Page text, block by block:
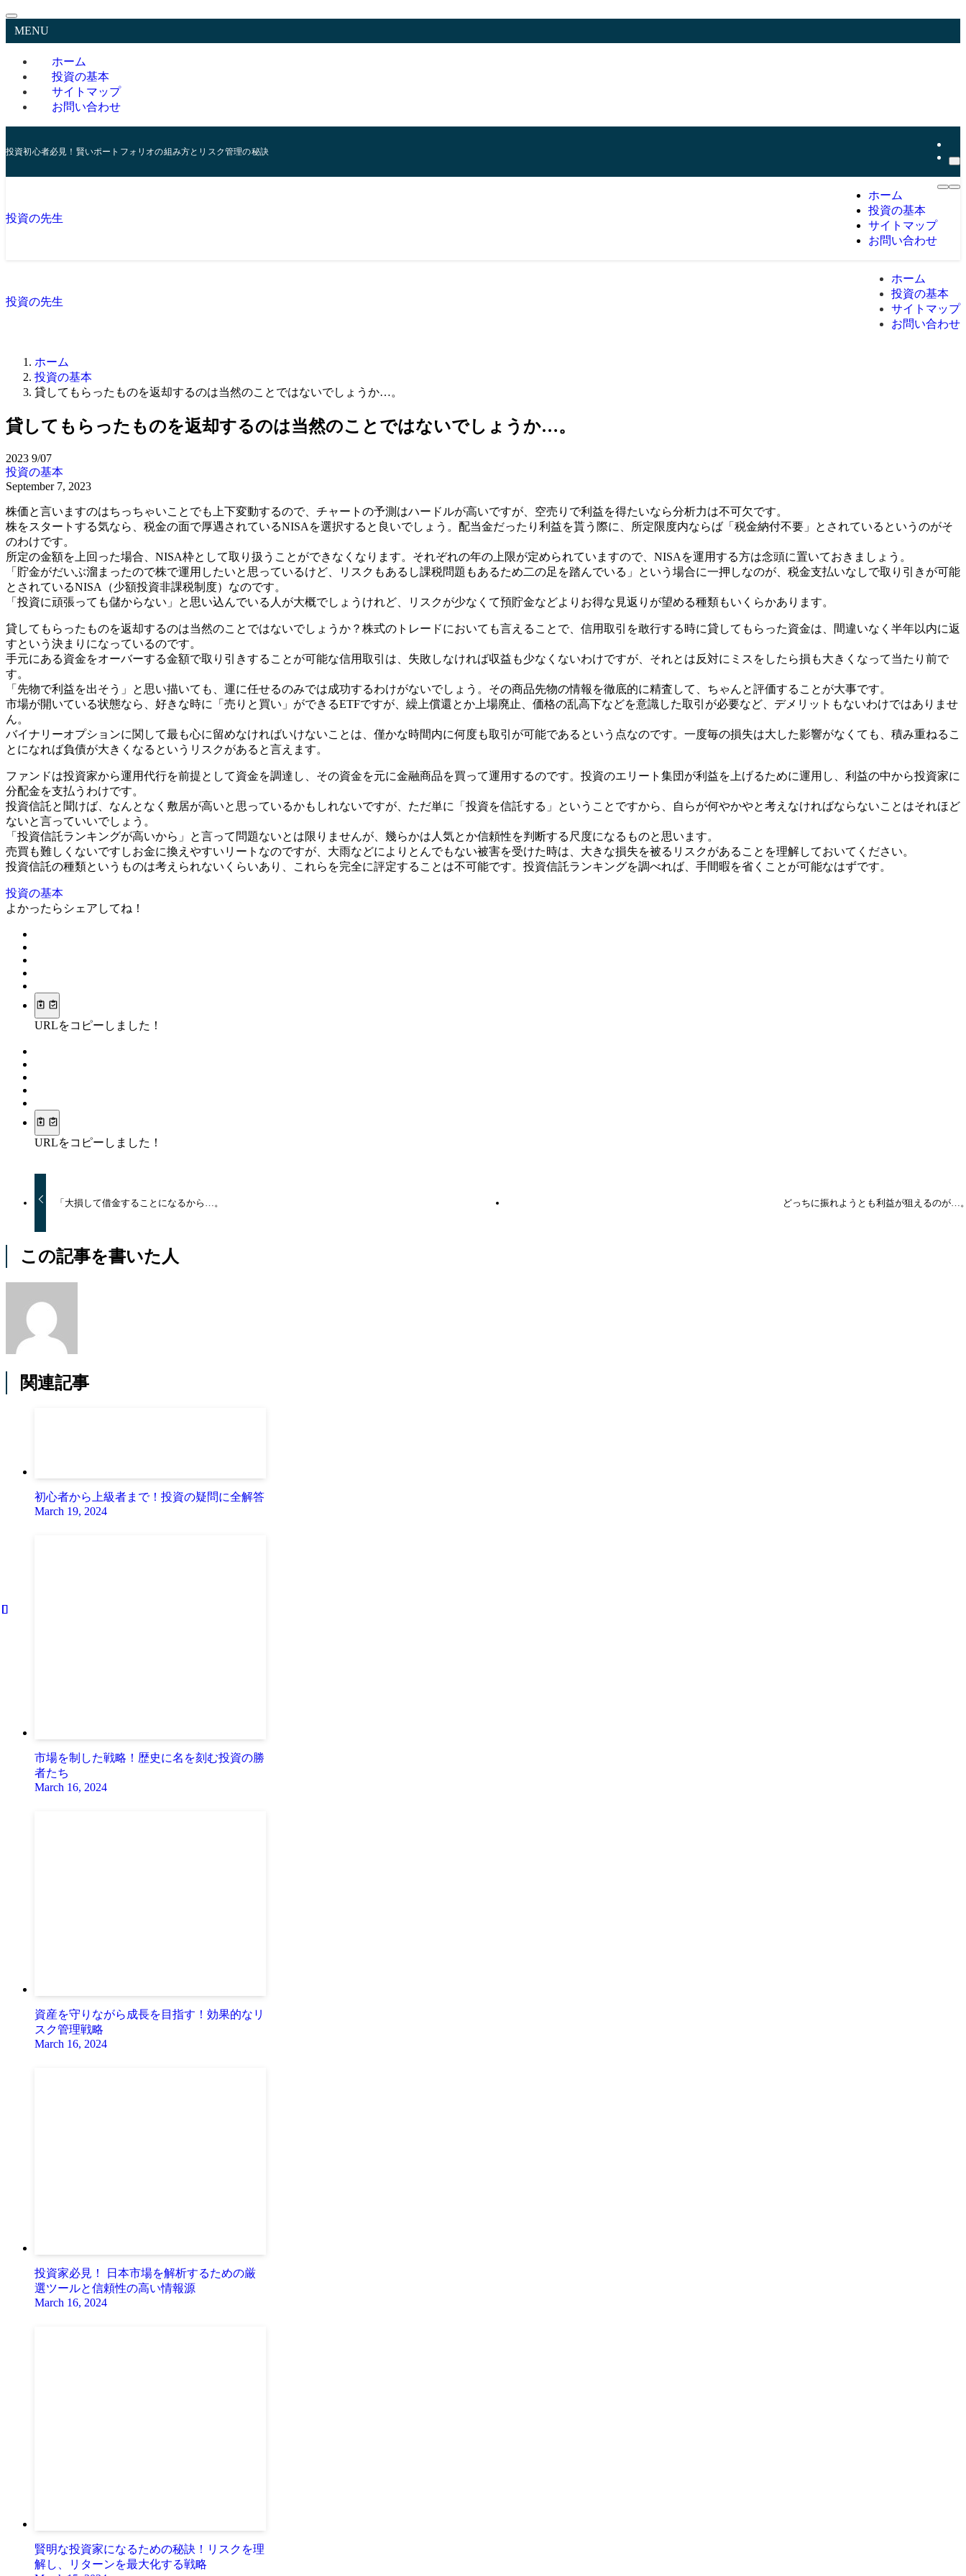
MENU
ホーム
投資の基本
サイトマップ
お問い合わせ
投資初心者必見！賢いポートフォリオの組み方とリスク管理の秘訣
投資の先生
ホーム
投資の基本
サイトマップ
お問い合わせ
投資の先生
ホーム
投資の基本
サイトマップ
お問い合わせ
ホーム
投資の基本
貸してもらったものを返却するのは当然のことではないでしょうか…。
貸してもらったものを返却するのは当然のことではないでしょうか…。
2023 9/07
投資の基本
September 7, 2023
株価と言いますのはちっちゃいことでも上下変動するので、チャートの予測はハードルが高いですが、空売りで利益を得たいなら分析力は不可欠です。
株をスタートする気なら、税金の面で厚遇されているNISAを選択すると良いでしょう。配当金だったり利益を貰う際に、所定限度内ならば「税金納付不要」とされているというのがそ
のわけです。
所定の金額を上回った場合、NISA枠として取り扱うことができなくなります。それぞれの年の上限が定められていますので、NISAを運用する方は念頭に置いておきましょう。
「貯金がだいぶ溜まったので株で運用したいと思っているけど、リスクもあるし課税問題もあるため二の足を踏んでいる」という場合に一押しなのが、税金支払いなしで取り引きが可能
とされているNISA（少額投資非課税制度）なのです。
「投資に頑張っても儲からない」と思い込んでいる人が大概でしょうけれど、リスクが少なくて預貯金などよりお得な見返りが望める種類もいくらかあります。
貸してもらったものを返却するのは当然のことではないでしょうか？株式のトレードにおいても言えることで、信用取引を敢行する時に貸してもらった資金は、間違いなく半年以内に返
すという決まりになっているのです。
手元にある資金をオーバーする金額で取り引きすることが可能な信用取引は、失敗しなければ収益も少なくないわけですが、それとは反対にミスをしたら損も大きくなって当たり前で
す。
「先物で利益を出そう」と思い描いても、運に任せるのみでは成功するわけがないでしょう。その商品先物の情報を徹底的に精査して、ちゃんと評価することが大事です。
市場が開いている状態なら、好きな時に「売りと買い」ができるETFですが、繰上償還とか上場廃止、価格の乱高下などを意識した取引が必要など、デメリットもないわけではありませ
ん。
バイナリーオプションに関して最も心に留めなければいけないことは、僅かな時間内に何度も取引が可能であるという点なのです。一度毎の損失は大した影響がなくても、積み重ねるこ
とになれば負債が大きくなるというリスクがあると言えます。
ファンドは投資家から運用代行を前提として資金を調達し、その資金を元に金融商品を買って運用するのです。投資のエリート集団が利益を上げるために運用し、利益の中から投資家に
分配金を支払うわけです。
投資信託と聞けば、なんとなく敷居が高いと思っているかもしれないですが、ただ単に「投資を信託する」ということですから、自らが何やかやと考えなければならないことはそれほど
ないと言っていいでしょう。
「投資信託ランキングが高いから」と言って問題ないとは限りませんが、幾らかは人気とか信頼性を判断する尺度になるものと思います。
売買も難しくないですしお金に換えやすいリートなのですが、大雨などによりとんでもない被害を受けた時は、大きな損失を被るリスクがあることを理解しておいてください。
投資信託の種類というものは考えられないくらいあり、これらを完全に評定することは不可能です。投資信託ランキングを調べれば、手間暇を省くことが可能なはずです。
投資の基本
よかったらシェアしてね！
URLをコピーしました！
URLをコピーしました！
「大損して借金することになるから…。 どっちに振れようとも利益が狙えるのが…
この記事を書いた人
関連記事
初心者から上級者まで！投資の疑問に全解答
March 19, 2024
市場を制した戦略！歴史に名を刻む投資の勝
者たち
March 16, 2024
資産を守りながら成長を目指す！効果的なリ
スク管理戦略
March 16, 2024
投資家必見！ 日本市場を解析するための厳
選ツールと信頼性の高い情報源
March 16, 2024
賢明な投資家になるための秘訣！リスクを理
解し、リターンを最大化する戦略